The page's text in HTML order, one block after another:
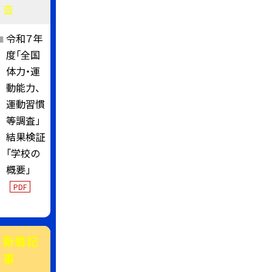
査
令和７年
度「全国
体力・運
動能力、
運動習慣
等調査」
結果検証
「学校の
概要」
PDF
新着記
事